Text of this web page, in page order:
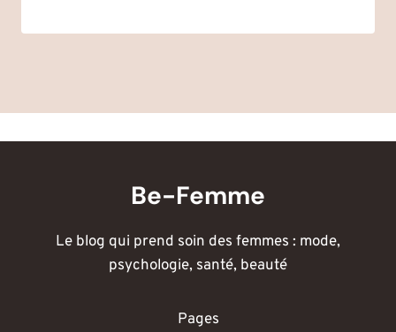
Be-Femme
Le blog qui prend soin des femmes : mode,
psychologie, santé, beauté
Pages